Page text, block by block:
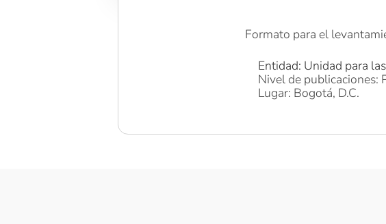
Formato para el
Entidad: Unidad para
Nivel de publicaciones:
Lugar: Bogotá, D.C.